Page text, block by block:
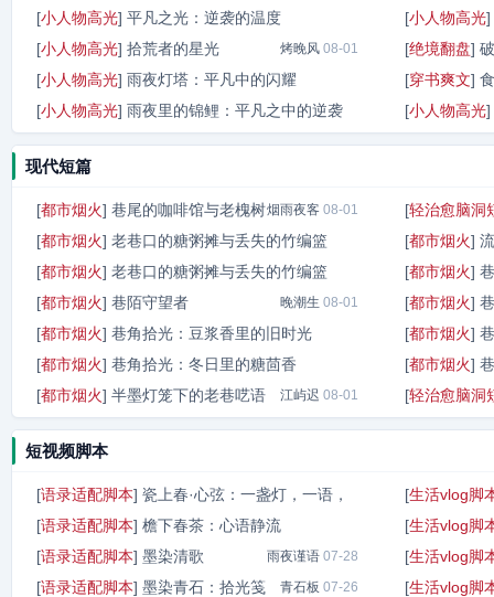
[小人物高光] 平凡之光：逆袭的温度
烟火客 08-01
[小人物高光] 拾荒者的星光 烤晚风 08-01
[小人物高光] 雨夜灯塔：平凡中的闪耀
晨光暖08-01
[小人物高光] 雨夜里的锦鲤：平凡之中的逆袭
[小人物高光]
[绝境翻盘]
[穿书爽文]
[小人物高光]
现代短篇
[都市烟火] 巷尾的咖啡馆与老槐树烟雨夜客 08-01
[都市烟火] 老巷口的糖粥摊与丢失的竹编篮
晚风眠08-01
[都市烟火] 老巷口的糖粥摊与丢失的竹编篮
晚渡舟 08-01
[都市烟火] 巷陌守望者 晚潮生 08-01
[都市烟火] 巷角拾光：豆浆香里的旧时光
晨烟
[都市烟火] 巷角拾光：冬日里的糖茴香
烟火暖意 08-01
[都市烟火] 半墨灯笼下的老巷呓语 江屿迟 08-01
[轻治愈脑洞
[都市烟火]
[都市烟火]
[都市烟火]
[都市烟火]
[都市烟火]
[轻治愈脑洞
短视频脚本
[语录适配脚本] 瓷上春·心弦：一盏灯，一语，
岁月弦
[语录适配脚本] 檐下春茶：心语静流
雨夜谨语 07-28
[语录适配脚本] 墨染清歌 雨夜谨语 07-28
[语录适配脚本] 墨染青石：拾光笺 青石板 07-26
[生活vlog脚
[生活vlog脚
[生活vlog脚
[生活vlog脚